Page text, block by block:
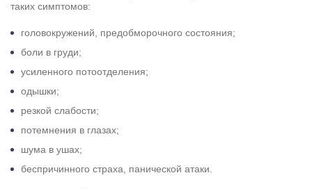
таких симптомов:
головокружений, предобморочного состояния;
боли в груди;
усиленного потоотделения;
одышки;
резкой слабости;
потемнения в глазах;
шума в ушах;
беспричинного страха, панической атаки.